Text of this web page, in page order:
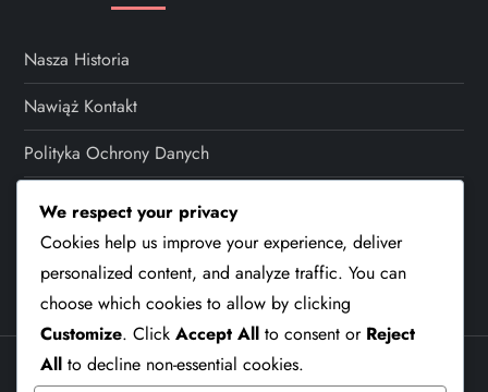
a
g
i
n
Nasza Historia
Nawiąż Kontakt
Polityka Ochrony Danych
Warunki Korzystania Z Usługi
Preferencje Plików Cookie
Theme Cube Speed byKantipur Themes
We respect your privacy
Cookies help us improve your experience, deliver
personalized content, and analyze traffic. You can
choose which cookies to allow by clicking
Customize. Click Accept All to consent or Reject
All to decline non-essential cookies.